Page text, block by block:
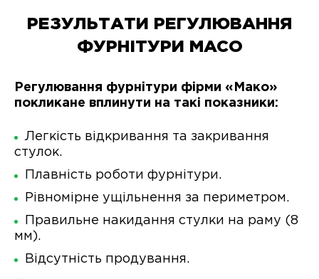
РЕЗУЛЬТАТИ РЕГУЛЮВАННЯ
ФУРНІТУРИ MACO
Регулювання фурнітури фірми «Мако»
покликане вплинути на такі показники:
Легкість відкривання та закривання
стулок.
Плавність роботи фурнітури.
Рівномірне ущільнення за периметром.
Правильне накидання стулки на раму (8
мм).
Відсутність продування.